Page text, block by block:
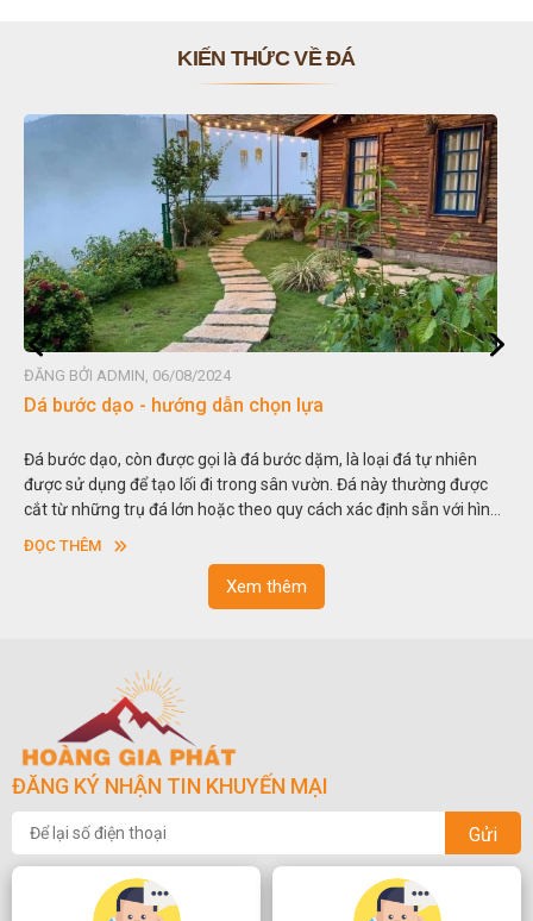
KIẾN THỨC VỀ ĐÁ
ĐĂNG BỞI ADMIN, 06/08/2024
Dá bước dạo - hướng dẫn chọn lựa
Đá bước dạo, còn được gọi là đá bước dặm, là loại đá tự nhiên
được sử dụng để tạo lối đi trong sân vườn. Đá này thường được
cắt từ những trụ đá lớn hoặc theo quy cách xác định sẵn với hình
vuông hoặc hình chữ nhật và có độ dày khác nhau.
ĐỌC THÊM
Xem thêm
ĐĂNG KÝ NHẬN TIN KHUYẾN MẠI
Gửi